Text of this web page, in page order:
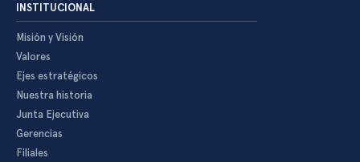
INSTITUCIONAL
Misión y Visión
Valores
Ejes estratégicos
Nuestra historia
Junta Ejecutiva
Gerencias
Filiales